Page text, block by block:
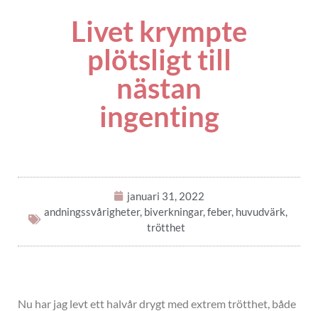
Livet krympte
plötsligt till
nästan
ingenting
januari 31, 2022
andningssvårigheter, biverkningar,feber, huvudvärk,
trötthet
Nu har jag levt ett halvår drygt med extrem trötthet, både